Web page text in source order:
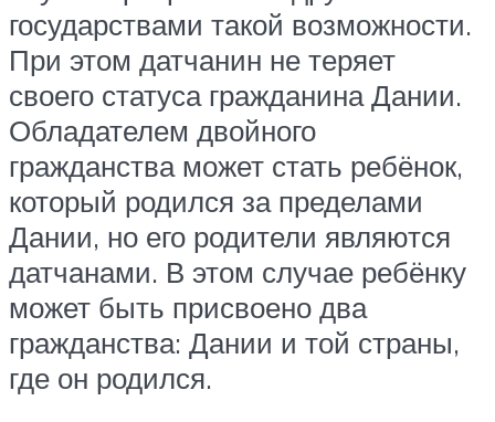
государствами такой возможности.
При этом датчанин не теряет
своего статуса гражданина Дании.
Обладателем двойного
гражданства может стать ребёнок,
который родился за пределами
Дании, но его родители являются
датчанами. В этом случае ребёнку
может быть присвоено два
гражданства: Дании и той страны,
где он родился.